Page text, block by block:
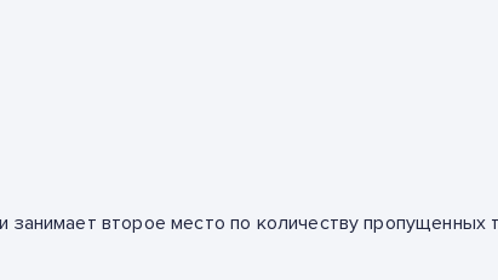
занимает второе местопо количеству пропущенных